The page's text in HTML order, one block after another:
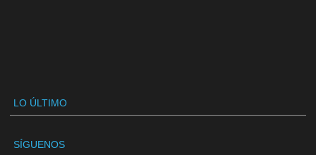
LO ÚLTIMO
SÍGUENOS